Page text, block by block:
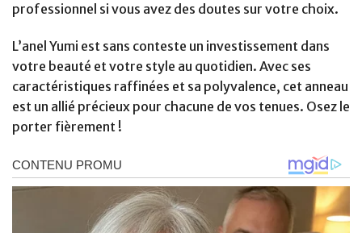
professionnel si vous avez des doutes sur votre choix.
L’anel Yumi est sans conteste un investissement dans
votre beauté et votre style au quotidien. Avec ses
caractéristiques raffinées et sa polyvalence, cet anneau
est un allié précieux pour chacune de vos tenues. Osez le
porter fièrement !